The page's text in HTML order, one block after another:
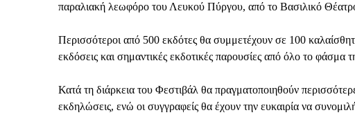
παραλιακή λεωφόρο του Λευκού Πύργου, από το Βασιλικό
Περισσότεροι από 500 εκδότες θα συμμετέχουν σε 100
εκδόσεις και σημαντικές εκδοτικές παρουσίες από όλο το φάσμα
Κατά τη διάρκεια του Φεστιβάλ θα πραγματοποιηθούν
εκδηλώσεις, ενώ οι συγγραφείς θα έχουν την ευκαιρία να